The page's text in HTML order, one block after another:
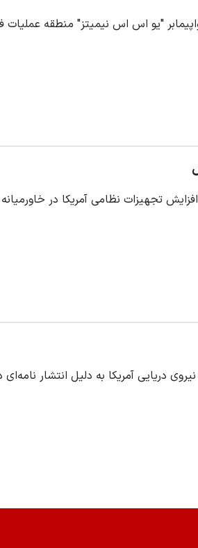
"یو اس اس نیمیتز" منطقه عملیات
تجهیزات نظامی آمریکا در خاورمیانه
دریایی آمریکا به دلیل انتشار نامه‌ای